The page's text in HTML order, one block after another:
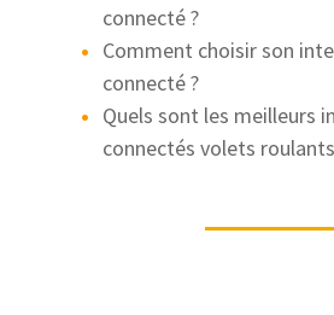
connecté ?
Comment choisir son
connecté ?
Quels sont les meilleurs
connectés volets